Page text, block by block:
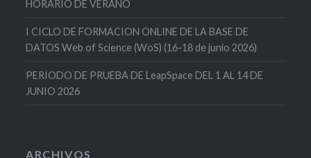
HORARIO DE VERANO
I CICLO DE FORMACION ONLINE DE LA BASE DE
DATOS Web of Science (WoS) (16-18 de junio 2026)
PERIODO DE PRUEBA DE LeapSpace DEL 1 AL 14 DE
JUNIO 2026
ARCHIVOS